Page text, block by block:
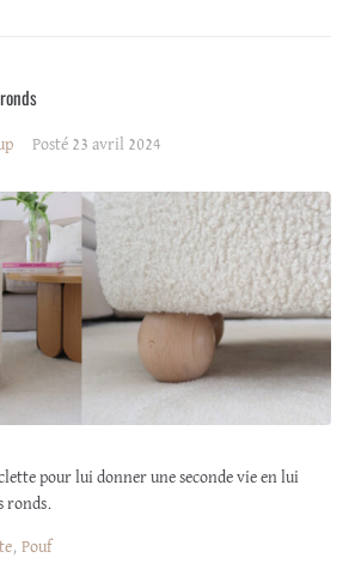
Posté 23 avril 2024
pour lui donner une seconde vie en lui
ronds.
, Pouf